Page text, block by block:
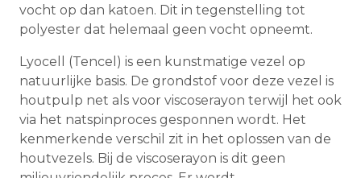
vocht op dan katoen. Dit in tegenstelling tot
polyester dat helemaal geen vocht opneemt.
Lyocell (Tencel) is een kunstmatige vezel op
natuurlijke basis. De grondstof voor deze vezel is
houtpulp net als voor viscoserayon terwijl het ook
via het natspinproces gesponnen wordt. Het
kenmerkende verschil zit in het oplossen van de
houtvezels. Bij de viscoserayon is dit geen